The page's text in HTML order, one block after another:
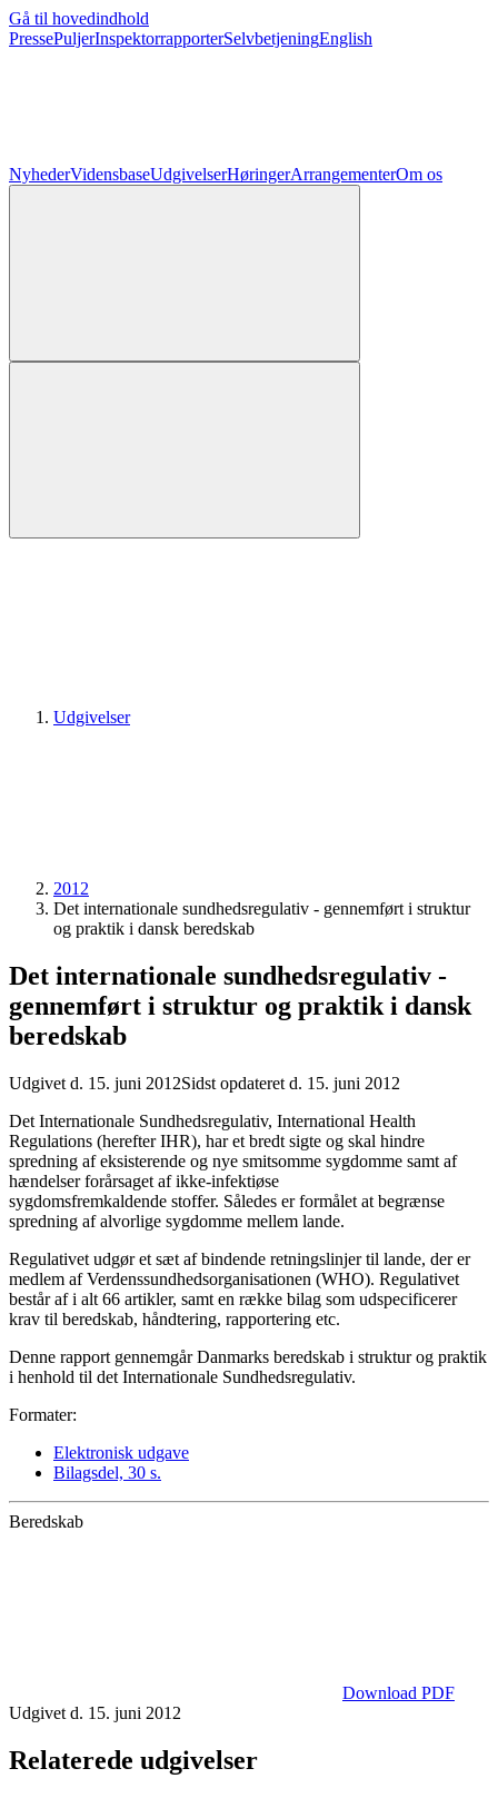
Gå til hovedindhold
PressePuljerInspektorrapporterSelvbetjeningEnglish
NyhederVidensbaseUdgivelserHøringerArrangementerOm os
Udgivelser
2012
Det internationale sundhedsregulativ - gennemført i struktur
og praktik i dansk beredskab
Det internationale sundhedsregulativ -
gennemført i struktur og praktik i dansk
beredskab
Udgivet d. 15. juni 2012Sidst opdateret d. 15. juni 2012
Det Internationale Sundhedsregulativ, International Health
Regulations (herefter IHR), har et bredt sigte og skal hindre
spredning af eksisterende og nye smitsomme sygdomme samt af
hændelser forårsaget af ikke-infektiøse
sygdomsfremkaldende stoffer. Således er formålet at begrænse
spredning af alvorlige sygdomme mellem lande.
Regulativet udgør et sæt af bindende retningslinjer til lande, der er
medlem af Verdenssundhedsorganisationen (WHO). Regulativet
består af i alt 66 artikler, samt en række bilag som udspecificerer
krav til beredskab, håndtering, rapportering etc.
Denne rapport gennemgår Danmarks beredskab i struktur og praktik
i henhold til det Internationale Sundhedsregulativ.
Formater:
Elektronisk udgave
Bilagsdel, 30 s.
Beredskab
Download PDF
Udgivet d. 15. juni 2012
Relaterede udgivelser